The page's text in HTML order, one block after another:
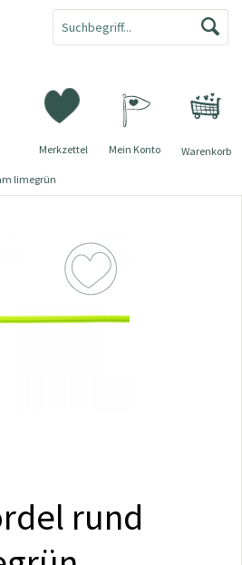
Warenkorb
Merkzettel Mein Konto
limegrün
rund